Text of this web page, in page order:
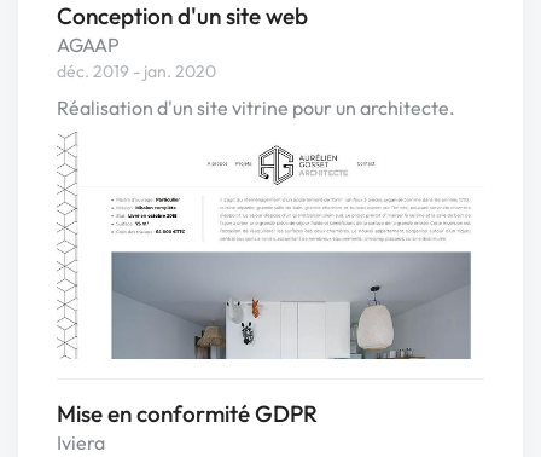
Conception d'un site web
AGAAP
déc. 2019 - jan. 2020
Réalisation d'un site vitrine pour un architecte.
Mise en conformité GDPR
Iviera